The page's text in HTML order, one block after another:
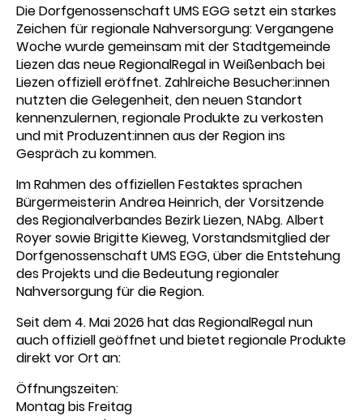
Die Dorfgenossenschaft UMS EGG setzt ein starkes
Zeichen für regionale Nahversorgung: Vergangene
Woche wurde gemeinsam mit der Stadtgemeinde
Liezen das neue RegionalRegal in Weißenbach bei
Liezen offiziell eröffnet. Zahlreiche Besucher:innen
nutzten die Gelegenheit, den neuen Standort
kennenzulernen, regionale Produkte zu verkosten
und mit Produzent:innen aus der Region ins
Gespräch zu kommen.
Im Rahmen des offiziellen Festaktes sprachen
Bürgermeisterin Andrea Heinrich, der Vorsitzende
des Regionalverbandes Bezirk Liezen, NAbg. Albert
Royer sowie Brigitte Kieweg, Vorstandsmitglied der
Dorfgenossenschaft UMS EGG, über die Entstehung
des Projekts und die Bedeutung regionaler
Nahversorgung für die Region.
Seit dem 4. Mai 2026 hat das RegionalRegal nun
auch offiziell geöffnet und bietet regionale Produkte
direkt vor Ort an:
Öffnungszeiten:
Montag bis Freitag